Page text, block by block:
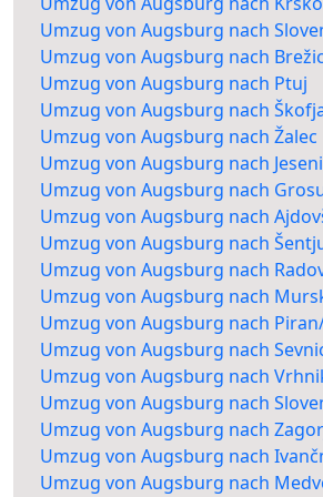
Umzug von Augsburg nach
Umzug von Augsburg nach
Umzug von Augsburg nach Ptuj
Umzug von Augsburg nach
Umzug von Augsburg nach Žalec
Umzug von Augsburg nach
Umzug von Augsburg nach
Umzug von Augsburg nach
Umzug von Augsburg nach
Umzug von Augsburg nach
Umzug von Augsburg nach
Umzug von Augsburg nach
Umzug von Augsburg nach
Umzug von Augsburg nach
Umzug von Augsburg nach
Umzug von Augsburg nach
Umzug von Augsburg nach
Umzug von Augsburg nach